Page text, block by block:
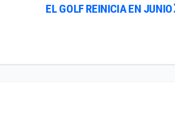
EL GOLF REINICIA EN JUNIO